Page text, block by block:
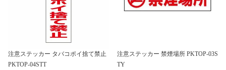
注意ステッカー タバコポイ捨て禁止
PKTOP-04STT
注意ステッカー 禁煙場所 PKTOP-03S
TY